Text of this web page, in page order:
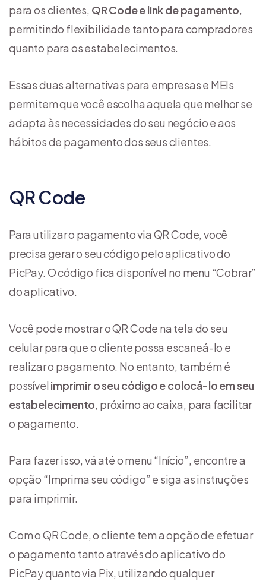
para os clientes, QR Code e link de pagamento,
permitindo flexibilidade tanto para compradores
quanto para os estabelecimentos.
Essas duas alternativas para empresas e MEIs
permitem que você escolha aquela que melhor se
adapta às necessidades do seu negócio e aos
hábitos de pagamento dos seus clientes.
QR Code
Para utilizar o pagamento via QR Code, você
precisa gerar o seu código pelo aplicativo do
PicPay. O código fica disponível no menu “Cobrar”
do aplicativo.
Você pode mostrar o QR Code na tela do seu
celular para que o cliente possa escaneá-lo e
realizar o pagamento. No entanto, também é
possível imprimir o seu código e colocá-lo em seu
estabelecimento, próximo ao caixa, para facilitar
o pagamento.
Para fazer isso, vá até o menu “Início”, encontre a
opção “Imprima seu código” e siga as instruções
para imprimir.
Com o QR Code, o cliente tem a opção de efetuar
o pagamento tanto através do aplicativo do
PicPay quanto via Pix, utilizando qualquer